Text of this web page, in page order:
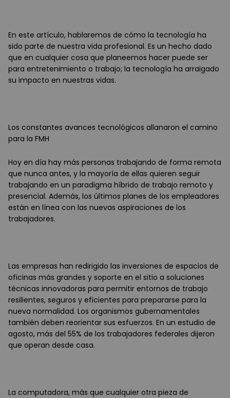
En este artículo, hablaremos de cómo la tecnología ha
sido parte de nuestra vida profesional. Es un hecho dado
que en cualquier cosa que planeemos hacer puede ser
para entretenimiento o trabajo; la tecnología ha arraigado
su impacto en nuestras vidas.
Los constantes avances tecnológicos allanaron el camino
para la FMH
Hoy en día hay más personas trabajando de forma remota
que nunca antes, y la mayoría de ellas quieren seguir
trabajando en un paradigma híbrido de trabajo remoto y
presencial. Además, los últimos planes de los empleadores
están en línea con las nuevas aspiraciones de los
trabajadores.
Las empresas han redirigido las inversiones de espacios de
oficinas más grandes y soporte en el sitio a soluciones
técnicas innovadoras para permitir entornos de trabajo
resilientes, seguros y eficientes para prepararse para la
nueva normalidad. Los organismos gubernamentales
también deben reorientar sus esfuerzos. En un estudio de
agosto, más del 55% de los trabajadores federales dijeron
que operan desde casa.
La computadora, más que cualquier otra pieza de